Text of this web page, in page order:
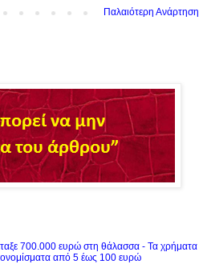
Παλαιότερη Ανάρτηση
700.000 ευρώ στη θάλασσα - Τα χρήματα
από 5 έως 100 ευρώ